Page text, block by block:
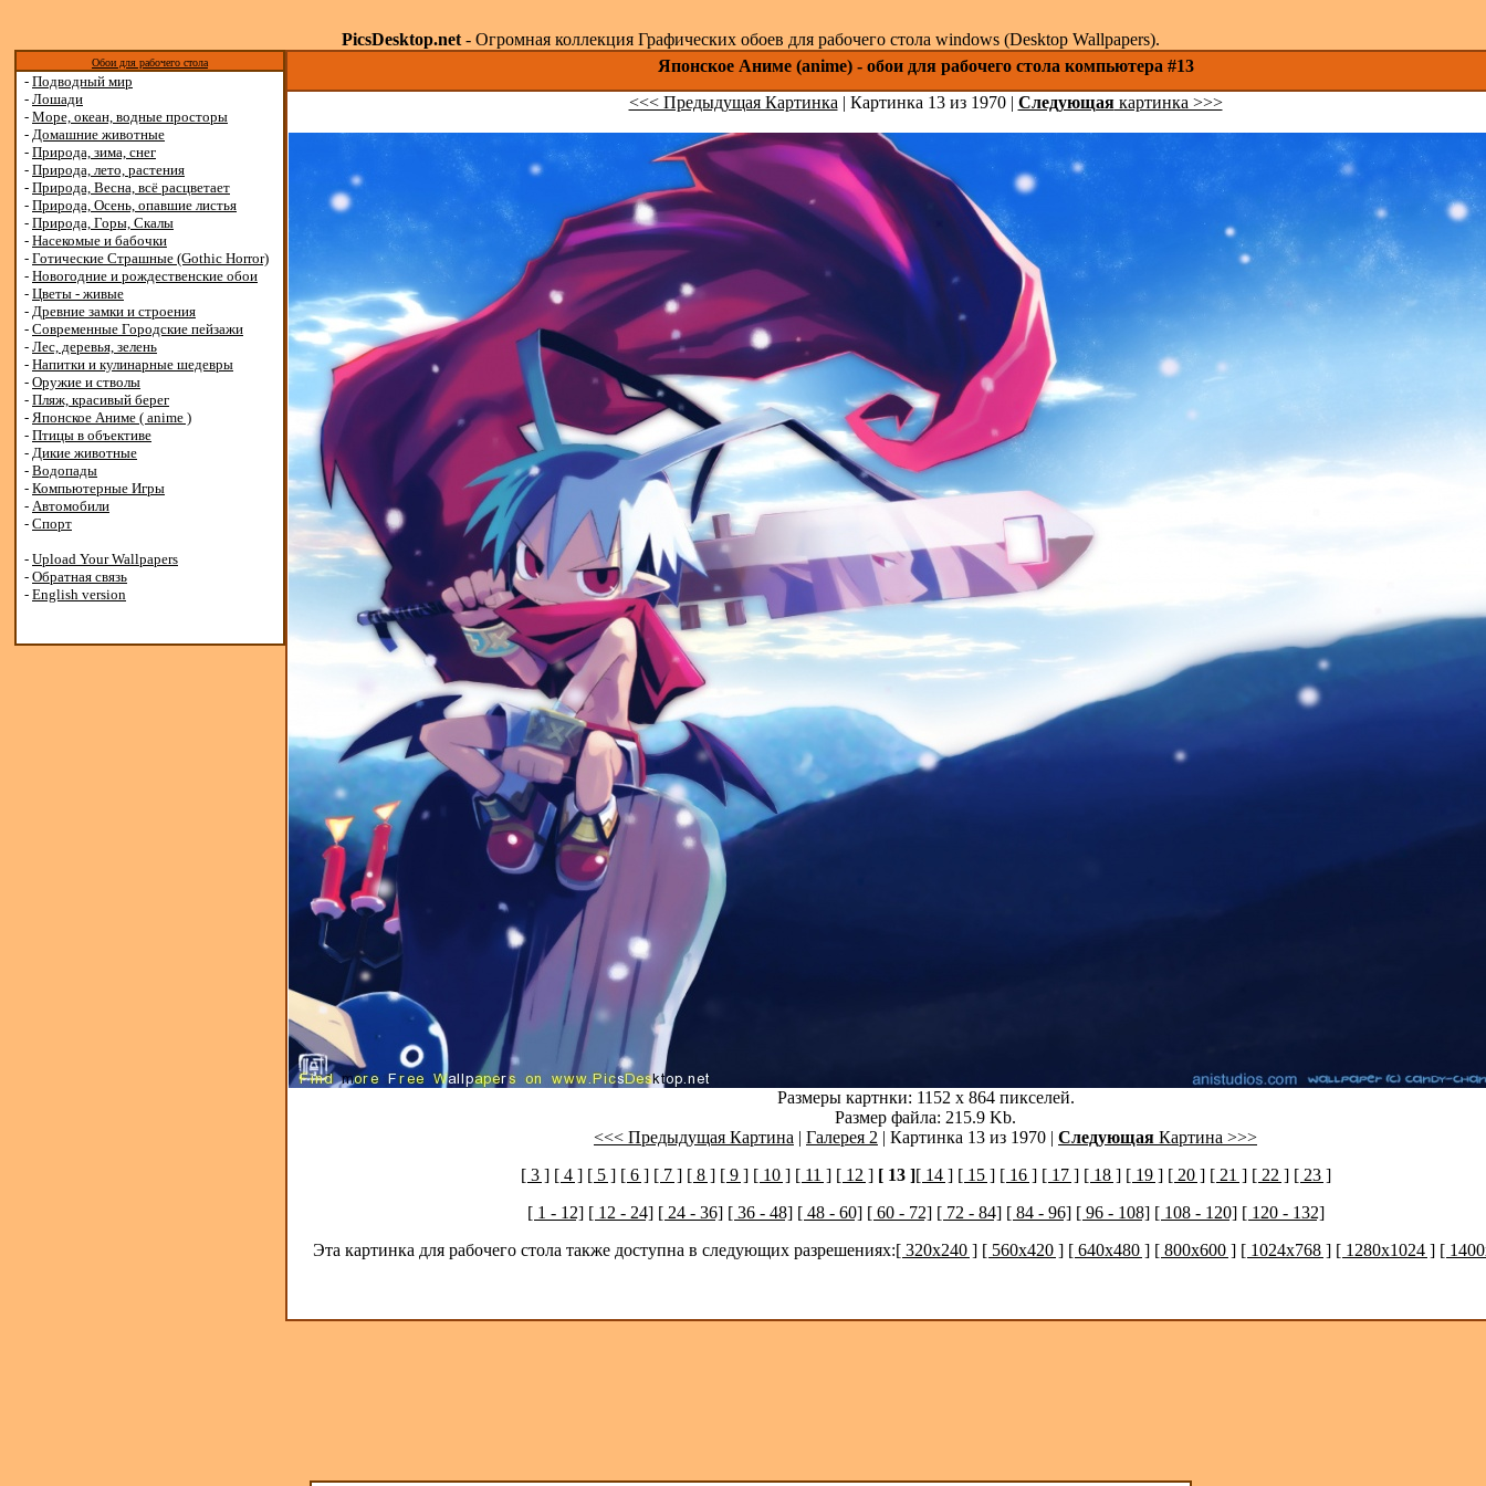
PicsDesktop.net- Огромная коллекция Графических обоев для рабочего стола windows (Desktop Wallpapers).
Обои для рабочего стола
- Подводный мир
- Лошади
- Море, океан, водные просторы
- Домашние животные
- Природа, зима, снег
- Природа, лето, растения
- Природа, Весна, всё расцветает
- Природа, Осень, опавшие листья
- Природа, Горы, Скалы
- Насекомые и бабочки
- Готические Страшные (Gothic Horror)
- Новогодние и рождественские обои
- Цветы - живые
- Древние замки и строения
- Современные Городские пейзажи
- Лес, деревья, зелень
- Напитки и кулинарные шедевры
- Оружие и стволы
- Пляж, красивый берег
- Японское Аниме ( anime )
- Птицы в объективе
- Дикие животные
- Водопады
- Компьютерные Игры
- Автомобили
- Спорт
- Upload Your Wallpapers
- Обратная связь
- English version
Японское Аниме (anime) - обои для рабочего стола компьютера #13
<<< Предыдущая Картинка | Картинка 13 из 1970 | Следующаякартинка >>>
Размеры картнки: 1152 x 864 пикселей.
Размер файла: 215.9 Kb.
<<< Предыдущая Картина | Галерея 2 | Картинка 13 из 1970 | Следующая Картина >>>
[ 3 ] [ 4 ] [ 5 ] [ 6 ] [ 7 ] [ 8 ] [ 9 ] [ 10 ] [ 11 ] [ 12 ] [ 13 ][ 14 ] [ 15 ] [ 16 ] [ 17 ] [ 18 ] [ 19 ] [ 20 ] [ 21 ] [ 22 ] [ 23 ]
[ 1 - 12] [ 12 - 24] [ 24 - 36] [ 36 - 48] [ 48 - 60] [ 60 - 72] [ 72 - 84] [ 84 - 96] [ 96 - 108] [ 108 - 120] [ 120 - 132]
Эта картинка для рабочего стола также доступна в следующих разрешениях:[ 320x240 ] [ 560x420 ] [ 640x480 ] [ 800x600 ] [ 1024x768 ] [ 1280x1024 ] [